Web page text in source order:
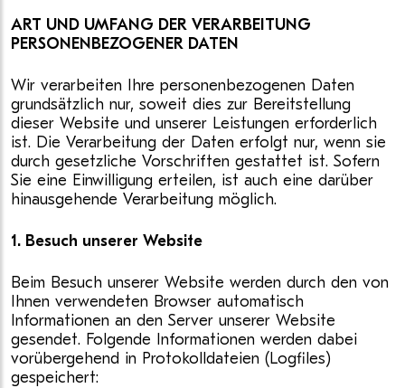
ART UND UMFANG DER VERARBEITUNG
PERSONENBEZOGENER DATEN
Wir verarbeiten Ihre personenbezogenen Daten
grundsätzlich nur, soweit dies zur Bereitstellung
dieser Website und unserer Leistungen erforderlich
ist. Die Verarbeitung der Daten erfolgt nur, wenn sie
durch gesetzliche Vorschriften gestattet ist. Sofern
Sie eine Einwilligung erteilen, ist auch eine darüber
hinausgehende Verarbeitung möglich.
1. Besuch unserer Website
Beim Besuch unserer Website werden durch den von
Ihnen verwendeten Browser automatisch
Informationen an den Server unserer Website
gesendet. Folgende Informationen werden dabei
vorübergehend in Protokolldateien (Logfiles)
gespeichert: